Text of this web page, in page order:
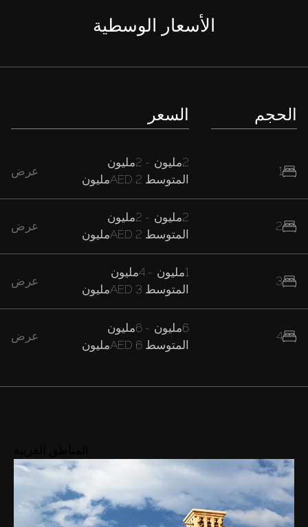
الأسعار الوسطية
الحجم
1
2
3
4
السعر
2مليون -
المتوسط
عرض
2مليون -
المتوسط
عرض
1مليون -
المتوسط
عرض
6مليون -
المتوسط
عرض